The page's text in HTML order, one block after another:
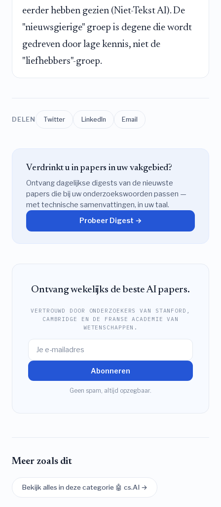
eerder hebben gezien (Niet-Tekst AI). De
"nieuwsgierige" groep is degene die wordt
gedreven door lage kennis, niet de
"liefhebbers"-groep.
DELEN Twitter LinkedIn Email
Verdrinkt u in papers in uw vakgebied?
Ontvang dagelijkse digests van de nieuwste
papers die bij uw onderzoekswoorden passen —
met technische samenvattingen, in uw taal.
Probeer Digest →
Ontvang wekelijks de beste AI papers.
VERTROUWD DOOR ONDERZOEKERS VAN STANFORD,
CAMBRIDGE EN DE FRANSE ACADEMIE VAN
WETENSCHAPPEN.
Abonneren
Geen spam, altijd opzegbaar.
Meer zoals dit
Bekijk alles in deze categorie 🤖 cs.AI →